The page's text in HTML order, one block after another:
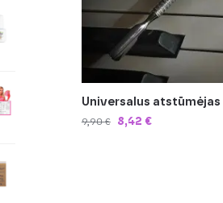
Universalus atstūmėjas
9,90€ 8,42 €